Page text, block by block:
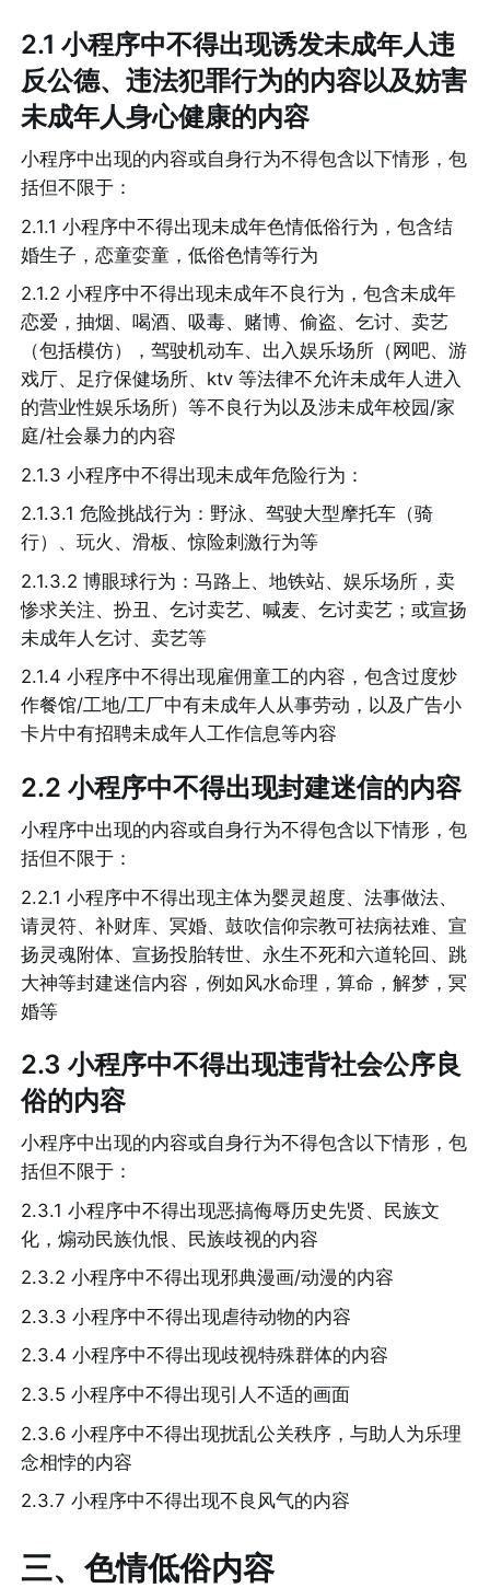
2.1 小程序中不得出现诱发未成年人违
反公德、违法犯罪行为的内容以及妨害
未成年人身心健康的内容
小程序中出现的内容或自身行为不得包含以下情形，包
括但不限于：
2.1.1 小程序中不得出现未成年色情低俗行为，包含结
婚生子，恋童娈童，低俗色情等行为
2.1.2 小程序中不得出现未成年不良行为，包含未成年
恋爱，抽烟、喝酒、吸毒、赌博、偷盗、乞讨、卖艺
（包括模仿），驾驶机动车、出入娱乐场所（网吧、游
戏厅、足疗保健场所、ktv 等法律不允许未成年人进入
的营业性娱乐场所）等不良行为以及涉未成年校园/家
庭/社会暴力的内容
2.1.3 小程序中不得出现未成年危险行为：
2.1.3.1 危险挑战行为：野泳、驾驶大型摩托车（骑
行）、玩火、滑板、惊险刺激行为等
2.1.3.2 博眼球行为：马路上、地铁站、娱乐场所，卖
惨求关注、扮丑、乞讨卖艺、喊麦、乞讨卖艺；或宣扬
未成年人乞讨、卖艺等
2.1.4 小程序中不得出现雇佣童工的内容，包含过度炒
作餐馆/工地/工厂中有未成年人从事劳动，以及广告小
卡片中有招聘未成年人工作信息等内容
2.2 小程序中不得出现封建迷信的内容
小程序中出现的内容或自身行为不得包含以下情形，包
括但不限于：
2.2.1 小程序中不得出现主体为婴灵超度、法事做法、
请灵符、补财库、冥婚、鼓吹信仰宗教可祛病祛难、宣
扬灵魂附体、宣扬投胎转世、永生不死和六道轮回、跳
大神等封建迷信内容，例如风水命理，算命，解梦，冥
婚等
2.3 小程序中不得出现违背社会公序良
俗的内容
小程序中出现的内容或自身行为不得包含以下情形，包
括但不限于：
2.3.1 小程序中不得出现恶搞侮辱历史先贤、民族文
化，煽动民族仇恨、民族歧视的内容
2.3.2 小程序中不得出现邪典漫画/动漫的内容
2.3.3 小程序中不得出现虐待动物的内容
2.3.4 小程序中不得出现歧视特殊群体的内容
2.3.5 小程序中不得出现引人不适的画面
2.3.6 小程序中不得出现扰乱公关秩序，与助人为乐理
念相悖的内容
2.3.7 小程序中不得出现不良风气的内容
三、色情低俗内容